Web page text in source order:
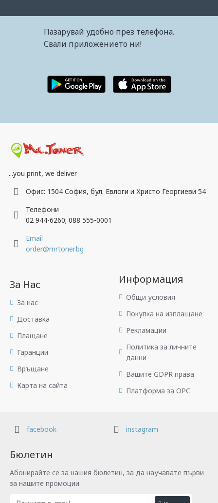
Пазарувай удобно през телефона.
Свали приложението ни!
...you print, we deliver
Офис: 1504 София, бул. Евлоги и Христо Георгиеви 54
Телефони
02 944-6260; 088 555-0001
Email
order@mrtoner.bg
За Нас
За нас
Доставка
Плащане
Гаранции
Връщане
Карта на сайта
Информация
Общи условия
Покупка на изплащане
Рекламации
Политика за личните
данни
Вашите GDPR права
Платформа за OPC
facebook instagram
Бюлетин
Абонирайте се за нашия бюлетин, за да научавате първи
за нашите промоции